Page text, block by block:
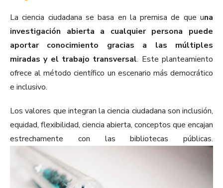
La ciencia ciudadana se basa en la premisa de que una
investigación abierta a cualquier persona puede
aportar conocimiento gracias a las múltiples
miradas y el trabajo transversal. Este planteamiento
ofrece al método científico un escenario más democrático
e inclusivo.
Los valores que integran la ciencia ciudadana son inclusión,
equidad, flexibilidad, ciencia abierta, conceptos que encajan
estrechamente con las bibliotecas públicas.